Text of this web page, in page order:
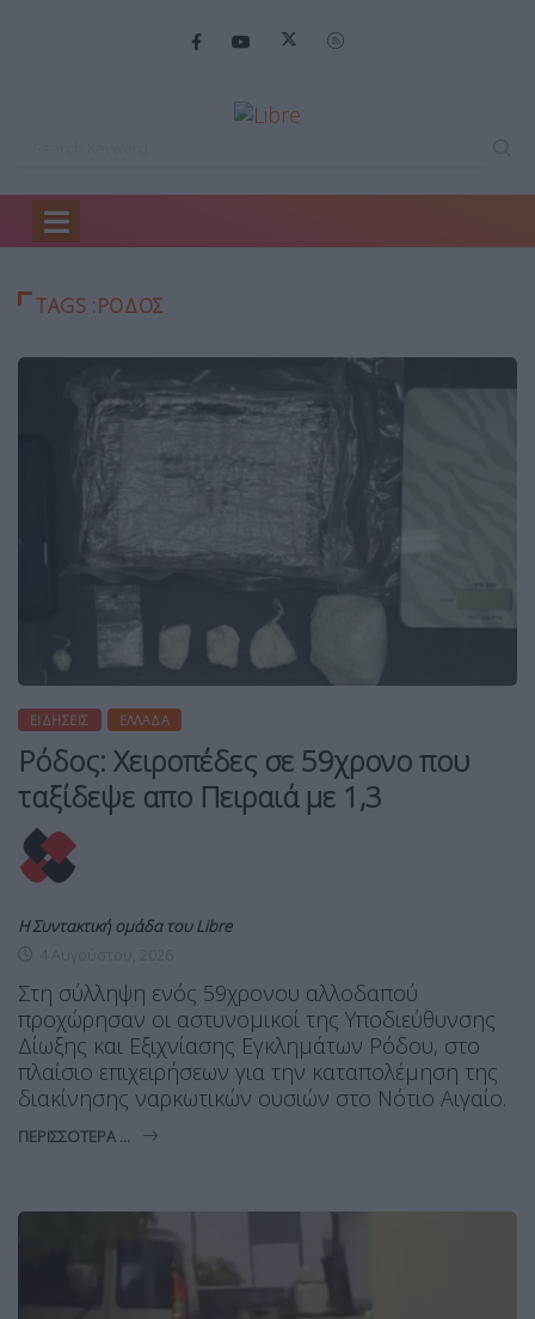
Home
TAGS :ΡΌΔΟΣ
ΕΙΔΉΣΕΙΣ ΕΛΛΆΔΑ
Ρόδος: Χειροπέδες σε 59χρονο που
ταξίδεψε απο Πειραιά με 1,3
Η Συντακτική ομάδα του Libre
Στη σύλληψη ενός 59χρονου αλλοδαπού
προχώρησαν οι αστυνομικοί της Υποδιεύθυνσης
Δίωξης και Εξιχνίασης Εγκλημάτων Ρόδου, στο
πλαίσιο επιχειρήσεων για την καταπολέμηση της
διακίνησης ναρκωτικών ουσιών στο Νότιο Αιγαίο.
ΠΕΡΙΣΣΌΤΕΡΑ ...